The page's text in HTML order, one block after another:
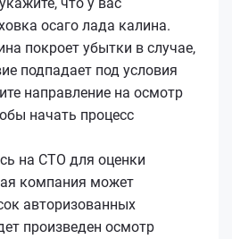
осаго лада калина.
покроет убытки в случае,
подпадает под условия
направление на осмотр
начать процесс
на СТО для оценки
компания может
авторизованных
произведен осмотр